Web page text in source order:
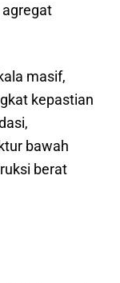
agregat
masif,
kepastian
bawah
berat